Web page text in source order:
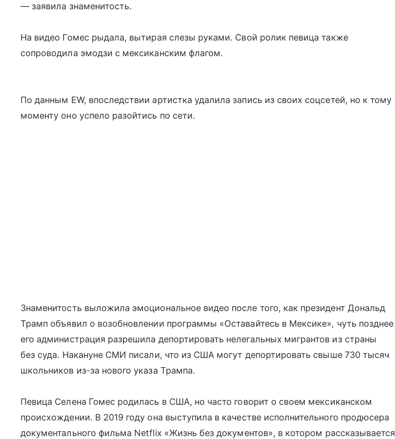
— заявила знаменитость.
На видео Гомес рыдала, вытирая слезы руками. Свой ролик певица также
сопроводила эмодзи с мексиканским флагом.
По данным EW, впоследствии артистка удалила запись из своих соцсетей, но к тому
моменту оно успело разойтись по сети.
Знаменитость выложила эмоциональное видео после того, как президент Дональд
Трамп объявил о возобновлении программы «Оставайтесь в Мексике», чуть позднее
его администрация разрешила депортировать нелегальных мигрантов из страны
без суда. Накануне СМИ писали, что из США могут депортировать свыше 730 тысяч
школьников из-за нового указа Трампа.
Певица Селена Гомес родилась в США, но часто говорит о своем мексиканском
происхождении. В 2019 году она выступила в качестве исполнительного продюсера
документального фильма Netflix «Жизнь без документов», в котором рассказывается